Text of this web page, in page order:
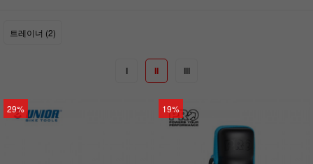
트레이너 (2)
I II III
29% 19%